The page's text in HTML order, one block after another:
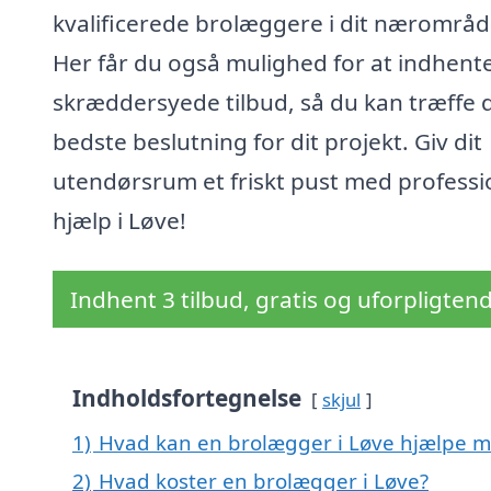
kvalificerede brolæggere i dit
Her får du også mulighed for at
skræddersyede tilbud, så du kan træffe
bedste beslutning for dit projekt. Giv dit
utendørsrum et friskt pust med
hjælp i Løve!
Indhent 3 tilbud, gratis og
Indholdsfortegnelse skjul
1) Hvad kan en brolægger i Løve hjælpe
2) Hvad koster en brolægger i Løve?